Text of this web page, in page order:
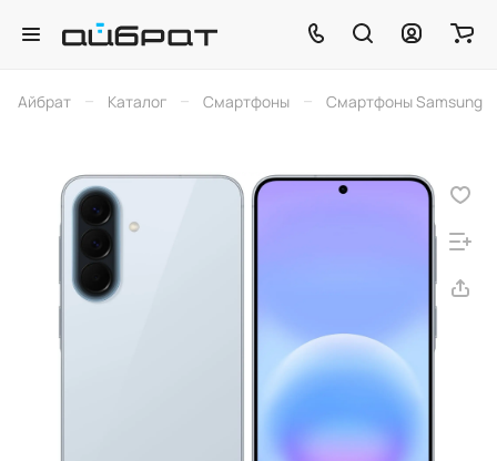
Айбрат – Каталог – Смартфоны – Смартфоны Samsung